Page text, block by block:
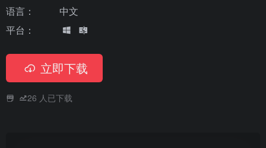
语言：
中文
平台：
立即下载
26 人已下载